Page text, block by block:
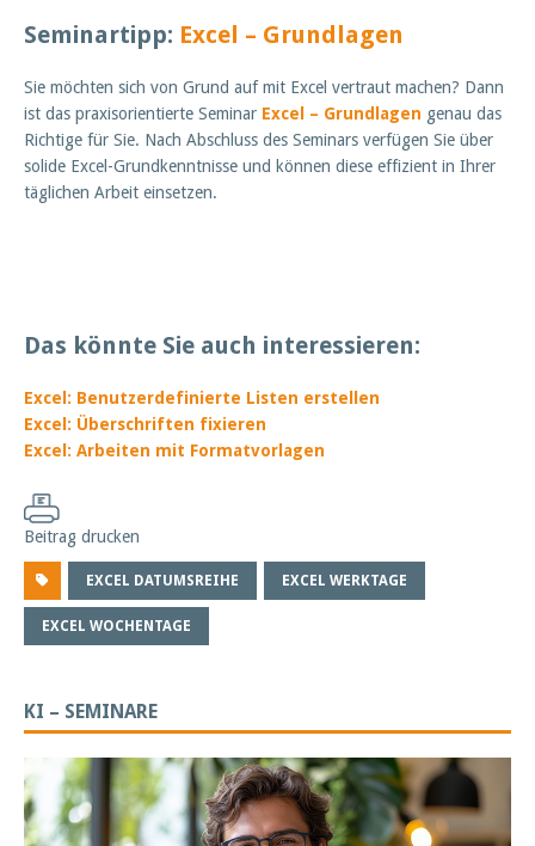
Seminartipp: Excel – Grundlagen
Sie möchten sich von Grund auf mit Excel vertraut machen? Dann
ist das praxisorientierte Seminar Excel – Grundlagen genau das
Richtige für Sie. Nach Abschluss des Seminars verfügen Sie über
solide Excel-Grundkenntnisse und können diese effizient in Ihrer
täglichen Arbeit einsetzen.
Das könnte Sie auch interessieren:
Excel: Benutzerdefinierte Listen erstellen
Excel: Überschriften fixieren
Excel: Arbeiten mit Formatvorlagen
Beitrag drucken
EXCEL DATUMSREIHE EXCEL WERKTAGE
EXCEL WOCHENTAGE
KI – SEMINARE